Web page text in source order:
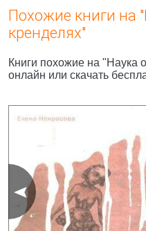
Похожие книги на
кренделях"
Книги похожие на "Наука
онлайн или скачать